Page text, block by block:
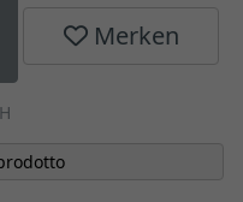
Merken